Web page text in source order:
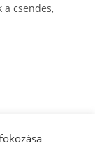
a csendes,